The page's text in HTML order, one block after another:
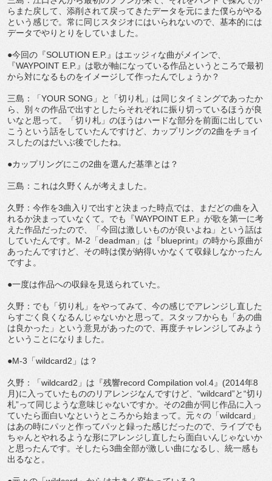
らまた戻して、添削されて戻ってきたデータを元にまた僕らがやる
という感じで。常に同じスタジオにはいられないので、基本的には
データでやりとりをしていました。
●今回の『SOLUTION E.P.』はエッジィな曲がメインで、
『WAYPOINT E.P.』は歌が軸になっている作品というところで最初
から対になるものをイメージして作ったんでしょうか？
三島：「YOUR SONG」と「切り札」は同じタイミングであったか
ら、別々の作品で出すとしたらそれぞれに振り切っているほうが良
いなと思って。「切り札」のほうはハードな部分を前面に出してい
こうという話をしていたんですけど、カップリングの2曲をチョイ
スしたのはだいぶ後でしたね。
●カップリングにこの2曲を選んだ基準とは？
三島：これは久野くんが考えました。
久野：今作を3曲入りで出すと決まった時点では、まだどの曲を入
れるか決まっていなくて。でも『WAYPOINT E.P.』が歌を第一に考
えた作品だったので、「今回は激しいものが良いよね」という話は
していたんです。M-2「deadman」は『blueprint』の時から原曲が
あったんですけど、その時は僕が納得いかなくて収録しなかったん
ですよ。
●一度は作品への収録を見送られていた。
久野：でも「切り札」をやってみて、今の感じでアレンジし直した
らすごく良くなるんじゃないかと思って。スタッフからも「あの曲
は良かった」という意見があったので、再度チャレンジしてみよう
ということになりました。
●M-3「wildcard2」は？
久野：「wildcard2」は『残響record Compilation vol.4』(2014年8
月)に入っていたもののリアレンジなんですけど、“wildcard”と“切り
札”って同じような意味じゃないですか。その2曲が同じ作品に入っ
ていたら面白いなというところから始まって。元々の「wildcard」
はあの時にパッと作ってパッと録った感じだったので、ライブでも
ちゃんとやれるような形にアレンジし直したら面白いんじゃないか
と思ったんです。そしたら3曲全部が激しい曲になるし、統一感も
出るなと。